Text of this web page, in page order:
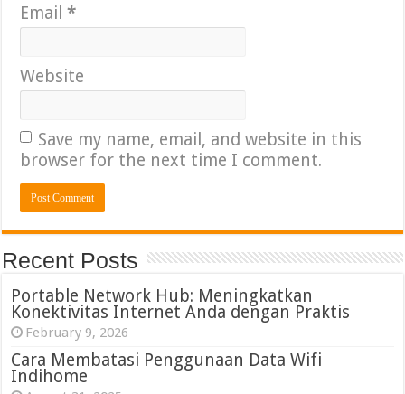
Email*
Website
Save my name, email, and website in this
browser for the next time I comment.
Recent Posts
Portable Network Hub: Meningkatkan
Konektivitas Internet Anda dengan Praktis
February 9, 2026
Cara Membatasi Penggunaan Data Wifi
Indihome